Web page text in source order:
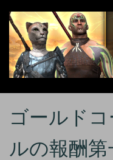
ゴールド
ルの報酬